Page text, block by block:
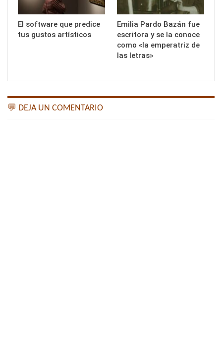
El software que predice
tus gustos artísticos
Emilia Pardo Bazán fue
escritora y se la conoce
como «la emperatriz de
las letras»
💬 DEJA UN COMENTARIO